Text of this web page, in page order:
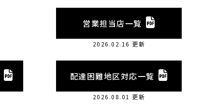
営業担当店一覧
2026.02.16 更新
配達困難地区対応一覧
2026.08.01 更新